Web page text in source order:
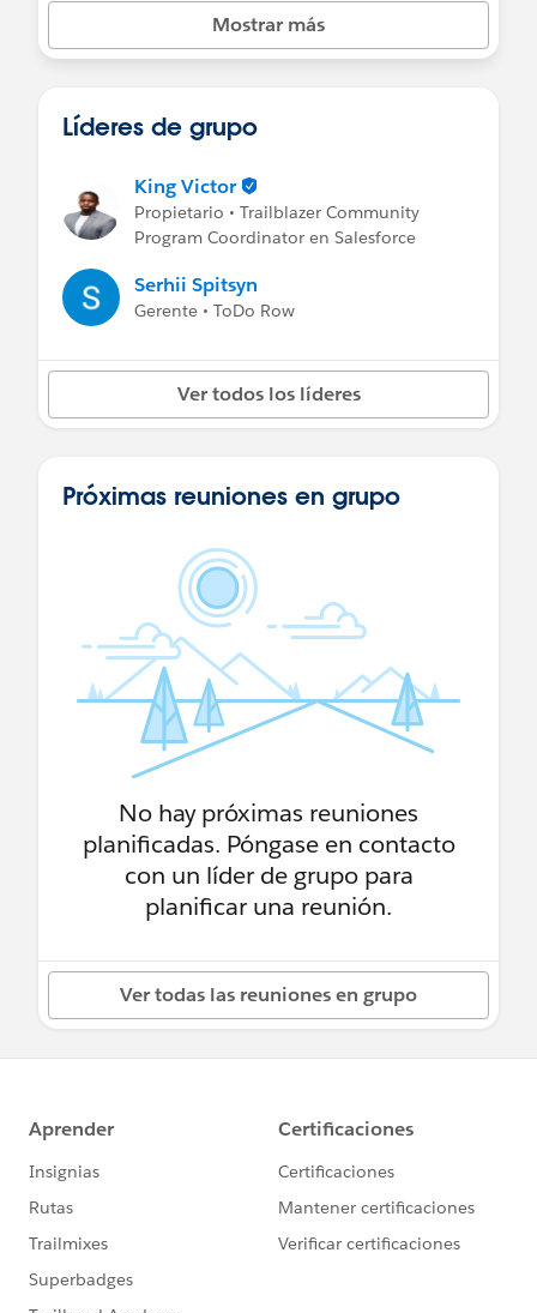
Mostrar más
Líderes de grupo
King Victor
Propietario • Trailblazer Community
Program Coordinator en Salesforce
Serhii Spitsyn
Gerente • ToDo Row
Ver todos los líderes
Próximas reuniones en grupo
No hay próximas reuniones
planificadas. Póngase en contacto
con un líder de grupo para
planificar una reunión.
Ver todas las reuniones en grupo